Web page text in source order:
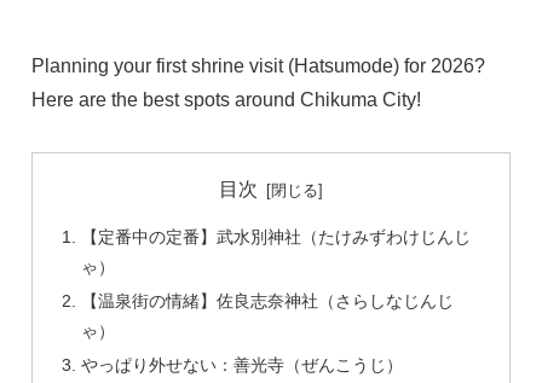
Planning your first shrine visit (Hatsumode) for 2026?
Here are the best spots around Chikuma City!
目次
【定番中の定番】武水別神社（たけみずわけじんじ
ゃ）
【温泉街の情緒】佐良志奈神社（さらしなじんじ
ゃ）
やっぱり外せない：善光寺（ぜんこうじ）